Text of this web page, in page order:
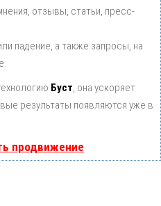
отзывы, статьи, пресс-
падение, а также запросы, на
Буст , она ускоряет
результаты появляются уже в
продвижение